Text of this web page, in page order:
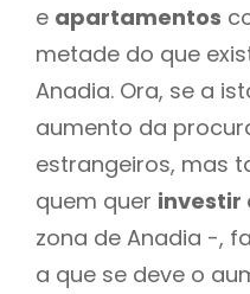
e apartamentos
metade do que
Anadia. Ora, se a
aumento da
estrangeiros, mas
quem quer investir
zona de Anadia -,
a que se deve o